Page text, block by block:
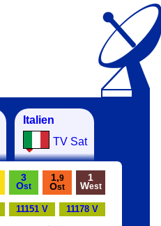
Italien
TV Sat
3
Ost
1,9
Ost
1
West
11151 V 11178 V